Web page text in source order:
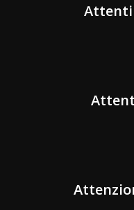
Attenti